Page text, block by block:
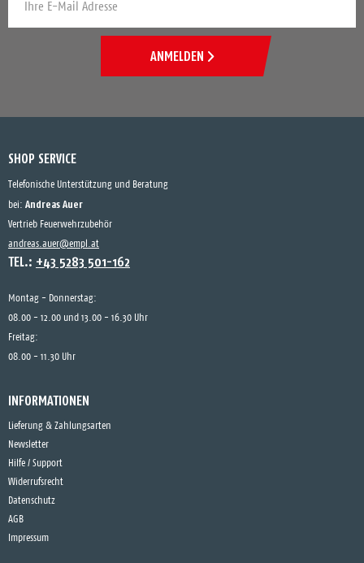
ANMELDEN
SHOP SERVICE
Telefonische Unterstützung und Beratung
bei: Andreas Auer
Vertrieb Feuerwehrzubehör
andreas.auer@empl.at
TEL.: +43 5283 501-162
Montag - Donnerstag:
08.00 - 12.00 und 13.00 - 16.30 Uhr
Freitag:
08.00 - 11.30 Uhr
INFORMATIONEN
Lieferung & Zahlungsarten
Newsletter
Hilfe / Support
Widerrufsrecht
Datenschutz
AGB
Impressum